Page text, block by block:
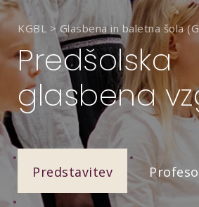
KGBL > Glasbena in baletna šola
Predšolska
glasbena
Predstavitev